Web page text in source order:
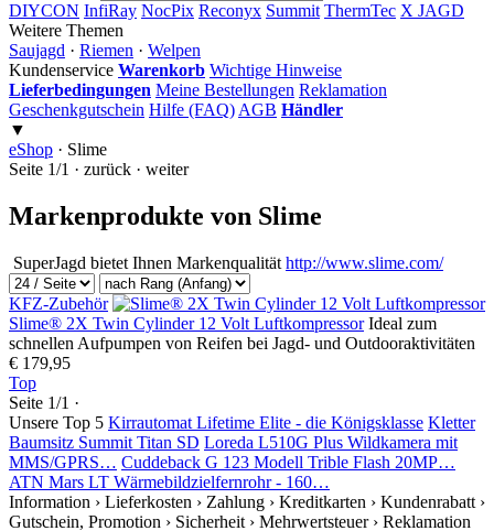
DIYCON InfiRay NocPix Reconyx Summit ThermTec X JAGD
Weitere Themen
Saujagd · Riemen · Welpen
Kundenservice Warenkorb Wichtige Hinweise
Lieferbedingungen Meine Bestellungen Reklamation
Geschenkgutschein Hilfe (FAQ) AGB Händler
▼
eShop · Slime
Seite 1/1 · zurück · weiter
Markenprodukte von Slime
SuperJagd bietet Ihnen Markenqualität http://www.slime.com/
KFZ-Zubehör
Slime® 2X Twin Cylinder 12 Volt Luftkompressor Ideal zum
schnellen Aufpumpen von Reifen bei Jagd- und Outdooraktivitäten
€ 179,95
Top
Seite 1/1 ·
Unsere Top 5 Kirrautomat Lifetime Elite - die Königsklasse Kletter
Baumsitz Summit Titan SD Loreda L510G Plus Wildkamera mit
MMS/GPRS… Cuddeback G 123 Modell Trible Flash 20MP…
ATN Mars LT Wärmebildzielfernrohr - 160…
Information › Lieferkosten › Zahlung › Kreditkarten › Kundenrabatt ›
Gutschein, Promotion › Sicherheit › Mehrwertsteuer › Reklamation